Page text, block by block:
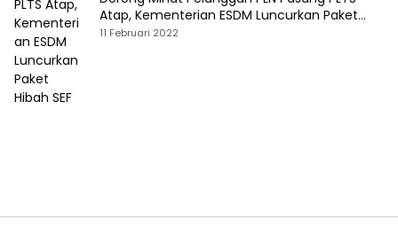
Atap, Kementerian ESDM Luncurkan Paket
Hibah SEF
11 Februari 2022